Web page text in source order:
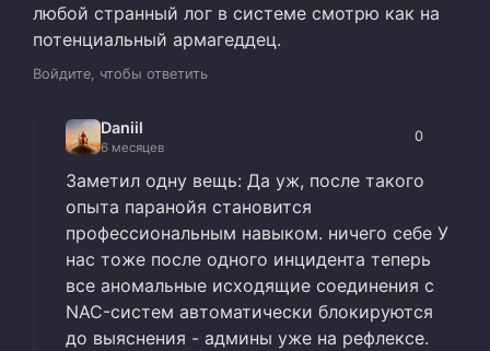
любой странный лог в системе смотрю как на
потенциальный армагеддец.
Войдите, чтобы ответить
Daniil
6 месяцев
0
Заметил одну вещь: Да уж, после такого
опыта паранойя становится
профессиональным навыком. ничего себе У
нас тоже после одного инцидента теперь
все аномальные исходящие соединения с
NAC-систем автоматически блокируются
до выяснения - админы уже на рефлексе.